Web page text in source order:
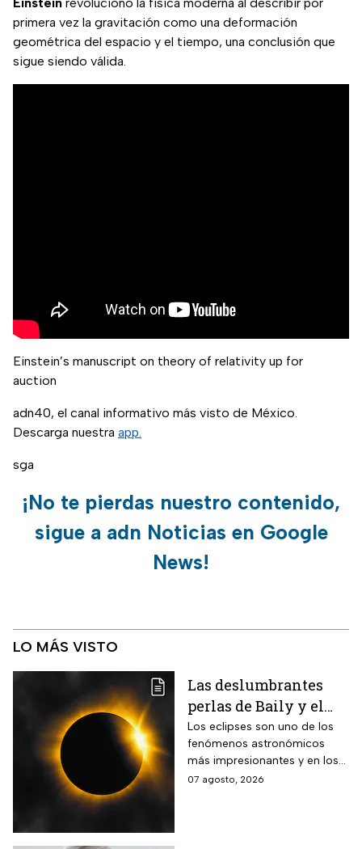
primera vez la gravitación como una deformación
geométrica del espacio y el tiempo, una conclusión que
sigue siendo válida.
Einstein’s manuscript on theory of relativity up for
auction
adn40, el canal informativo más visto de México.
Descarga nuestra app.
sga
¡No te pierdas nuestro contenido,
sigue a adn Noticias en Google
News!
LO MÁS VISTO
Las deslumbrantes
perlas de Baily y el
anillo de diamantes
que se verán en el
eclipse solar total
Los eclipses son uno de los
fenómenos astronómicos
más impresionantes y en los
próximos días habrá un
07 agosto, 2026